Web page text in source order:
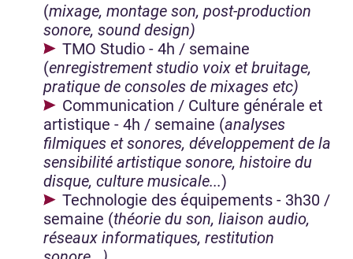
(mixage, montage son, post-production
sonore, sound design)
TMO Studio - 4h / semaine
(enregistrement studio voix et bruitage,
pratique de consoles de mixages etc)
Communication / Culture générale et
artistique - 4h / semaine (analyses
filmiques et sonores, développement de la
sensibilité artistique sonore, histoire du
disque, culture musicale...)
Technologie des équipements - 3h30 /
semaine (théorie du son, liaison audio,
réseaux informatiques, restitution